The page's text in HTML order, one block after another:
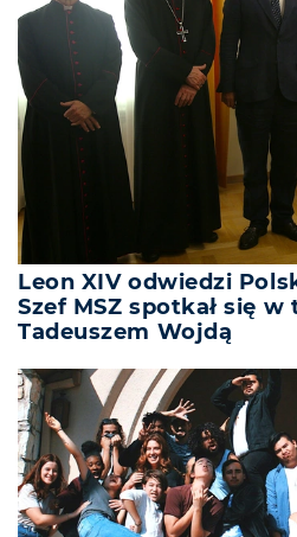
Leon XIV odwiedzi
Szef MSZ spotkał się
Tadeuszem Wojdą